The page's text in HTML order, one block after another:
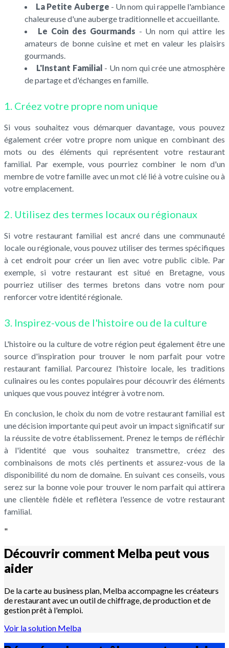
La Petite Auberge - Un nom qui rappelle l'ambiance
chaleureuse d'une auberge traditionnelle et accueillante.
Le Coin des Gourmands - Un nom qui attire les
amateurs de bonne cuisine et met en valeur les plaisirs
gourmands.
L'Instant Familial - Un nom qui crée une atmosphère
de partage et d'échanges en famille.
1. Créez votre propre nom unique
Si vous souhaitez vous démarquer davantage, vous pouvez
également créer votre propre nom unique en combinant des
mots ou des éléments qui représentent votre restaurant
familial. Par exemple, vous pourriez combiner le nom d'un
membre de votre famille avec un mot clé lié à votre cuisine ou à
votre emplacement.
2. Utilisez des termes locaux ou régionaux
Si votre restaurant familial est ancré dans une communauté
locale ou régionale, vous pouvez utiliser des termes spécifiques
à cet endroit pour créer un lien avec votre public cible. Par
exemple, si votre restaurant est situé en Bretagne, vous
pourriez utiliser des termes bretons dans votre nom pour
renforcer votre identité régionale.
3. Inspirez-vous de l'histoire ou de la culture
L'histoire ou la culture de votre région peut également être une
source d'inspiration pour trouver le nom parfait pour votre
restaurant familial. Parcourez l'histoire locale, les traditions
culinaires ou les contes populaires pour découvrir des éléments
uniques que vous pouvez intégrer à votre nom.
En conclusion, le choix du nom de votre restaurant familial est
une décision importante qui peut avoir un impact significatif sur
la réussite de votre établissement. Prenez le temps de réfléchir
à l'identité que vous souhaitez transmettre, créez des
combinaisons de mots clés pertinents et assurez-vous de la
disponibilité du nom de domaine. En suivant ces conseils, vous
serez sur la bonne voie pour trouver le nom parfait qui attirera
une clientèle fidèle et reflètera l'essence de votre restaurant
familial.
"
Découvrir comment Melba peut vous
aider
De la carte au business plan, Melba accompagne les créateurs
de restaurant avec un outil de chiffrage, de production et de
gestion prêt à l'emploi.
Voir la solution Melba